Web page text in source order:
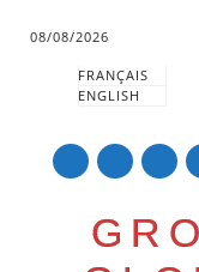
08/08/2026
FRANÇAIS
ENGLISH